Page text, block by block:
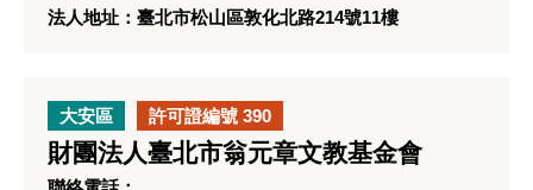
法人地址：臺北市松山區敦化北路214號11樓
大安區 許可證編號 390
財團法人臺北市翁元章文教基金會